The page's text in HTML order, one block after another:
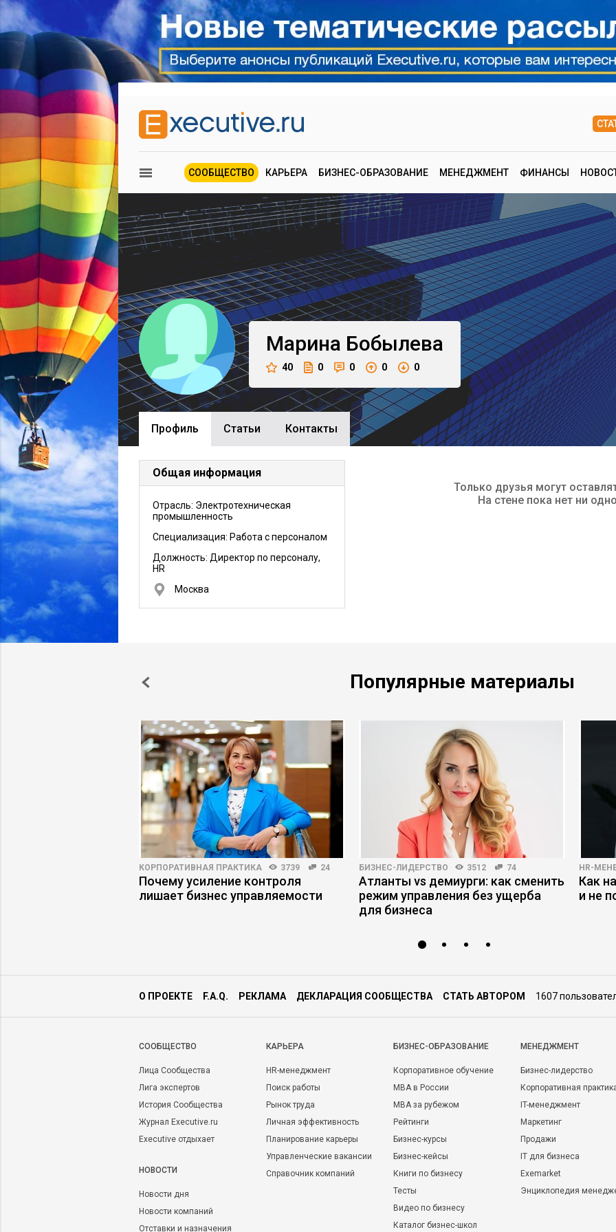
СООБЩЕСТВО КАРЬЕРА БИЗНЕС-ОБРАЗОВАНИЕ МЕНЕДЖМЕНТ ФИНАНСЫ
Марина Бобылева
40 0 0 0 0
Профиль Cтатьи Контакты
Общая информация
Отрасль: Электротехническая
промышленность
Специализация: Работа с персоналом
Должность: Директор по персоналу,
HR
Москва
Только друзья могут
На стене пока нет ни
Популярные материалы
КОРПОРАТИВНАЯ ПРАКТИКА 3739 24
Почему усиление контроля
лишает бизнес управляемости
БИЗНЕС-ЛИДЕРСТВО 3512 74
Атланты vs демиурги: как сменить
режим управления без ущерба
для бизнеса
HR-
Как
и не
О ПРОЕКТЕ F.A.Q. РЕКЛАМА ДЕКЛАРАЦИЯ СООБЩЕСТВА СТАТЬ АВТОРОМ 1607
CООБЩЕСТВО
Лица Сообщества
Лига экспертов
История Сообщества
Журнал Executive.ru
Executive отдыхает
НОВОСТИ
Новости дня
Новости компаний
Отставки и назначения
КАРЬЕРА
HR-менеджмент
Поиск работы
Рынок труда
Личная эффективность
Планирование карьеры
Управленческие вакансии
Справочник компаний
БИЗНЕС-ОБРАЗОВАНИЕ
Корпоративное обучение
MBA в России
MBA за рубежом
Рейтинги
Бизнес-курсы
Бизнес-кейсы
Книги по бизнесу
Тесты
Видео по бизнесу
Каталог бизнес-школ
МЕНЕДЖМЕНТ
Бизнес-лидерство
Корпоративная
IT-менеджмент
Маркетинг
Продажи
IT для бизнеса
Exemarket
Энциклопедия